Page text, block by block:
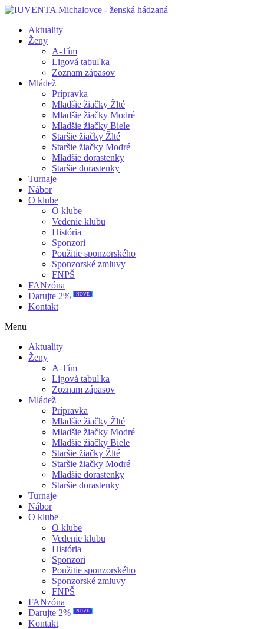
Aktuality
Ženy
A-Tím
Ligová tabuľka
Zoznam zápasov
Mládež
Prípravka
Mladšie žiačky Žlté
Mladšie žiačky Modré
Mladšie žiačky Biele
Staršie žiačky Žlté
Staršie žiačky Modré
Mladšie dorastenky
Staršie dorastenky
Turnaje
Nábor
O klube
O klube
Vedenie klubu
História
Sponzori
Použitie sponzorského
Sponzorské zmluvy
FNPŠ
FANzóna
Darujte 2%
NOVÉ
Kontakt
Menu
Aktuality
Ženy
A-Tím
Ligová tabuľka
Zoznam zápasov
Mládež
Prípravka
Mladšie žiačky Žlté
Mladšie žiačky Modré
Mladšie žiačky Biele
Staršie žiačky Žlté
Staršie žiačky Modré
Mladšie dorastenky
Staršie dorastenky
Turnaje
Nábor
O klube
O klube
Vedenie klubu
História
Sponzori
Použitie sponzorského
Sponzorské zmluvy
FNPŠ
FANzóna
Darujte 2%
NOVÉ
Kontakt